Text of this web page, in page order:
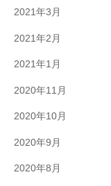
2021年3月
2021年2月
2021年1月
2020年11月
2020年10月
2020年9月
2020年8月